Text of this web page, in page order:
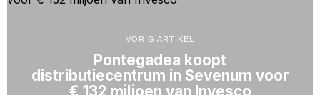
VORIG ARTIKEL
Pontegadea koopt
distributiecentrum in Sevenum voor
€ 132 miljoen van Invesco